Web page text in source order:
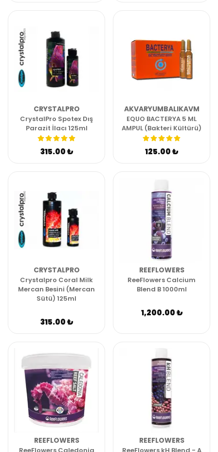
CRYSTALPRO
CrystalPro Spotex Dış
Parazit İlacı 125ml
315.00 ₺
AKVARYUMBALIKAVM
EQUO BACTERYA 5 ML
AMPUL (Bakteri Kültürü)
125.00 ₺
CRYSTALPRO
Crystalpro Coral Milk
Mercan Besini (Mercan
Sütü) 125ml
315.00 ₺
REEFLOWERS
ReeFlowers Calcium
Blend B 1000ml
1,200.00 ₺
REEFLOWERS REEFLOWERS